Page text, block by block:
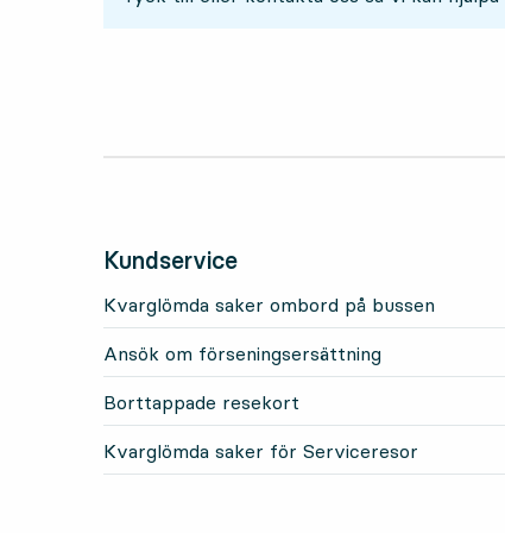
Kundservice
Kvarglömda saker ombord på bussen
Ansök om förseningsersättning
Borttappade resekort
Kvarglömda saker för Serviceresor